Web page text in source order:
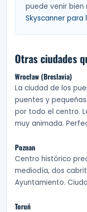
puede venir bien
Skyscanner para
Otras ciudades
Wrocław (Breslavia)
La ciudad de los
puentes y
por todo el centro.
muy animada.
Poznan
Centro histórico
mediodía, dos
Ayuntamiento.
Toruń